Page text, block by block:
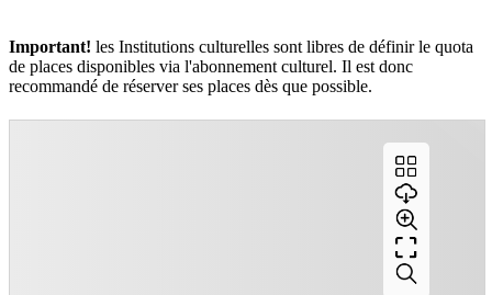
Important! les Institutions culturelles sont libres de définir le quota
de places disponibles via l'abonnement culturel. Il est donc
recommandé de réserver ses places dès que possible.